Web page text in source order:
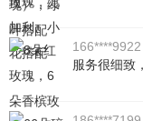
166****9922
服务很细致